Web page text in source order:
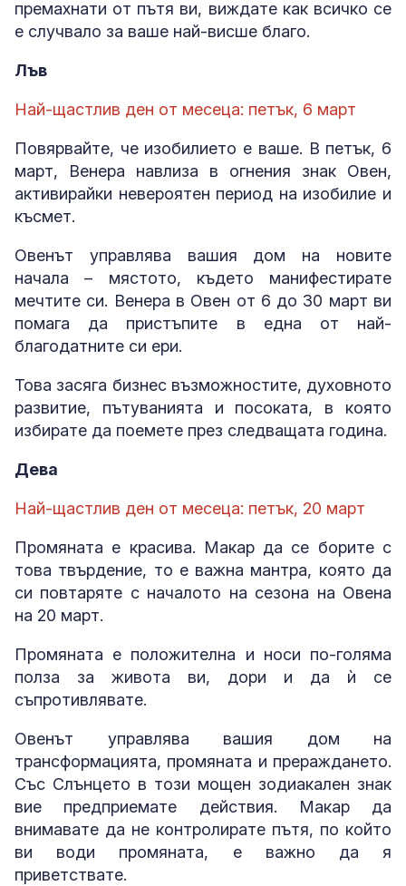
премахнати от пътя ви, виждате как всичко се
е случвало за ваше най-висше благо.
Лъв
Най-щастлив ден от месеца: петък, 6 март
Повярвайте, че изобилието е ваше. В петък, 6
март, Венера навлиза в огнения знак Овен,
активирайки невероятен период на изобилие и
късмет.
Овенът управлява вашия дом на новите
начала – мястото, където манифестирате
мечтите си. Венера в Овен от 6 до 30 март ви
помага да пристъпите в една от най-
благодатните си ери.
Това засяга бизнес възможностите, духовното
развитие, пътуванията и посоката, в която
избирате да поемете през следващата година.
Дева
Най-щастлив ден от месеца: петък, 20 март
Промяната е красива. Макар да се борите с
това твърдение, то е важна мантра, която да
си повтаряте с началото на сезона на Овена
на 20 март.
Промяната е положителна и носи по-голяма
полза за живота ви, дори и да ѝ се
съпротивлявате.
Овенът управлява вашия дом на
трансформацията, промяната и прераждането.
Със Слънцето в този мощен зодиакален знак
вие предприемате действия. Макар да
внимавате да не контролирате пътя, по който
ви води промяната, е важно да я
приветствате.